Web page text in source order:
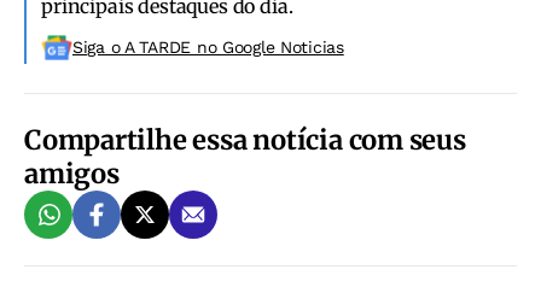
principais destaques do dia.
Siga o A TARDE no Google Noticias
Compartilhe essa notícia com seus
amigos